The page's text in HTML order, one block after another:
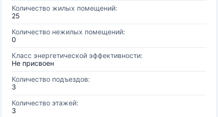
Количество жилых помещений:
25
Количество нежилых помещений:
0
Класс энергетической эффективности:
Не присвоен
Количество подъездов:
3
Количество этажей:
3